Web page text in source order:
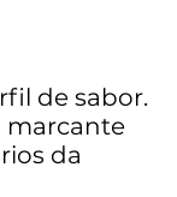
de sabor.
marcante
da